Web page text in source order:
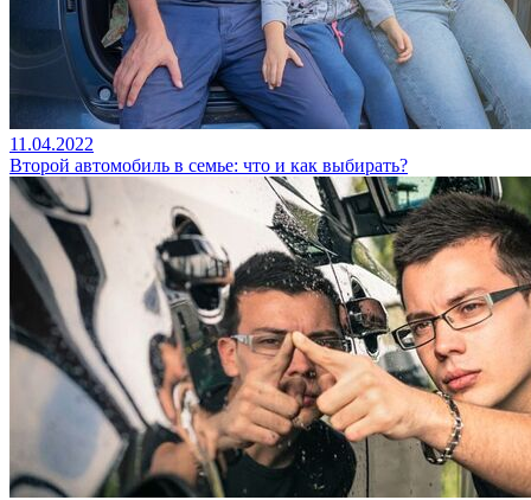
11.04.2022
Второй автомобиль в семье: что и как выбирать?